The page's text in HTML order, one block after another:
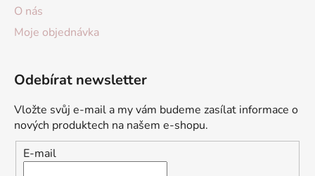
O nás
Moje objednávka
Odebírat newsletter
Vložte svůj e-mail a my vám budeme zasílat informace o
nových produktech na našem e-shopu.
E-mail